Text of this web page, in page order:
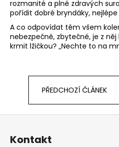
rozmanité a plné zdravých
pořídit dobré bryndáky,
A co odpovídat těm všem
nebezpečné, zbytečné, je z
krmit lžičkou? „Nechte to na
PŘEDCHOZÍ ČLÁNEK
Z
Kontakt